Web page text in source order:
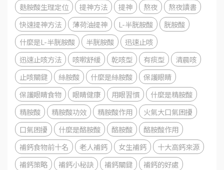
麩胺酸生理定位
提神方法 提神 熬夜
熬夜讀書
快速提神方法
薄荷油提神 L-半胱胺酸
胱胺酸
什麼是L-半胱胺酸
半胱胺酸
迅速止咳
迅速止咳方法
咳嗽舒緩 乾咳型 有痰型
清晨咳
止咳關鍵
絲胺酸 什麼是絲胺酸
保護眼睛
保護眼睛食物
眼睛健康 用眼習慣
什麼是精胺酸
精胺酸
精胺酸功效 精胺酸作用
火氣大口氣困擾
口氣困擾
什麼是酪胺酸 酪胺酸
酪胺酸作用
補鈣食物前十名
老人補鈣 女生補鈣
十大高鈣來源
補鈣策略
補鈣小秘訣 補鈣關鍵
補鈣的好處